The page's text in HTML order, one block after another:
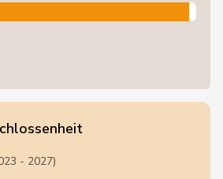
- 2027)